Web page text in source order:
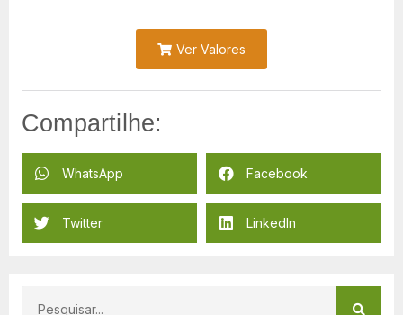
Ver Valores
Compartilhe:
WhatsApp Facebook
Twitter LinkedIn